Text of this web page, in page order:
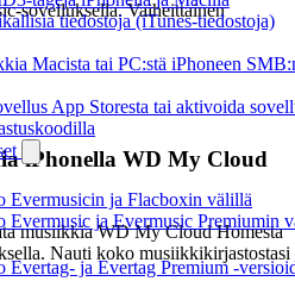
tiedostoja (iTunes-tiedostoja)
Macista tai PC:stä iPhoneen
App Storesta tai aktivoida
Evermusicin ja Flacboxin välillä
Evermusic ja Evermusic Premiumin
Evertag- ja Evertag Premium -
sovelluksella. Vaiheittainen
iPhonella WD My Cloud
musiikkia WD My Cloud Homesta
Nauti koko musiikkikirjastostasi